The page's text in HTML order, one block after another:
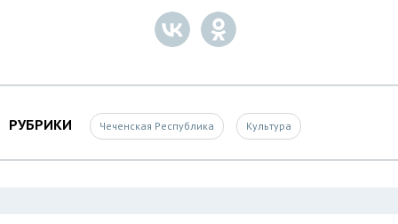
РУБРИКИ Чеченская Республика Культура